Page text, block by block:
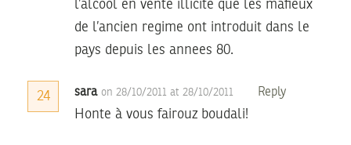
l’alcool en vente illicite que les mafieux
de l’ancien regime ont introduit dans le
pays depuis les annees 80.
24 sara on 28/10/2011 at 28/10/2011 Reply
Honte à vous fairouz boudali!